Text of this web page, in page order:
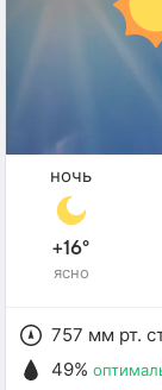
ночь
+16°
ясно
757 мм рт.
49%